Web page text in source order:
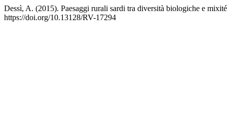
Dessì, A. (2015). Paesaggi rurali sardi tra diversità biologiche e
https://doi.org/10.13128/RV-17294